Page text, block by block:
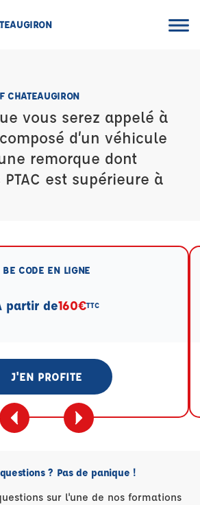
CHATEAUGIRON
vous serez appelé à
d’un véhicule
remorque dont
est supérieure à
BE CODE EN LIGNE
partir de160€TTC
J'EN PROFITE
? Pas de panique !
sur l'une de nos formations